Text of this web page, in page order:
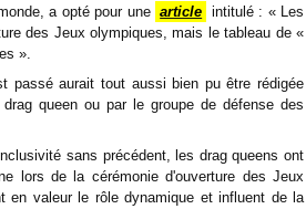
a opté pour une article intitulé : « Les
des Jeux olympiques, mais le tableau de «
».
passé aurait tout aussi bien pu être rédigée
queen ou par le groupe de défense des
sans précédent, les drag queens ont
lors de la cérémonie d'ouverture des Jeux
en valeur le rôle dynamique et influent de la